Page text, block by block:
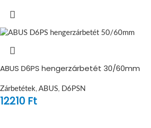
ABUS D6PS hengerzárbetét 30/60mm
Zárbetétek, ABUS, D6PSN
12210 Ft